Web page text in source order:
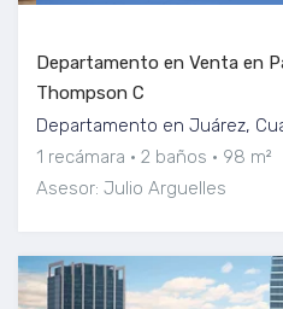
Departamento en Venta en
Thompson C
Departamento en Juárez,
1 recámara
2 baños
98 m²
Asesor: Julio Arguelles